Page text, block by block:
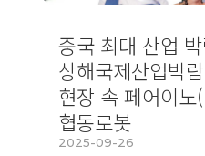
중국 최대 산업
상해국제산업박
현장 속 페어이노
협동로봇
2025-09-26